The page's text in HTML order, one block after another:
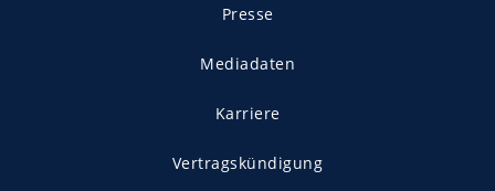
Presse
Mediadaten
Karriere
Vertragskündigung